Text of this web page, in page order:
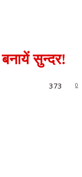
सुन्दर!
0
373